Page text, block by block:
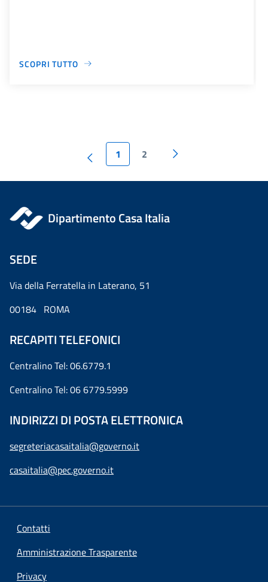
SCOPRI TUTTO
1 2
Dipartimento Casa Italia
SEDE
Via della Ferratella in Laterano, 51
00184 ROMA
RECAPITI TELEFONICI
Centralino Tel: 06.6779.1
Centralino Tel: 06 6779.5999
INDIRIZZI DI POSTA ELETTRONICA
segreteriacasaitalia@governo.it
casaitalia@pec.governo.it
Contatti
Amministrazione Trasparente
Privacy